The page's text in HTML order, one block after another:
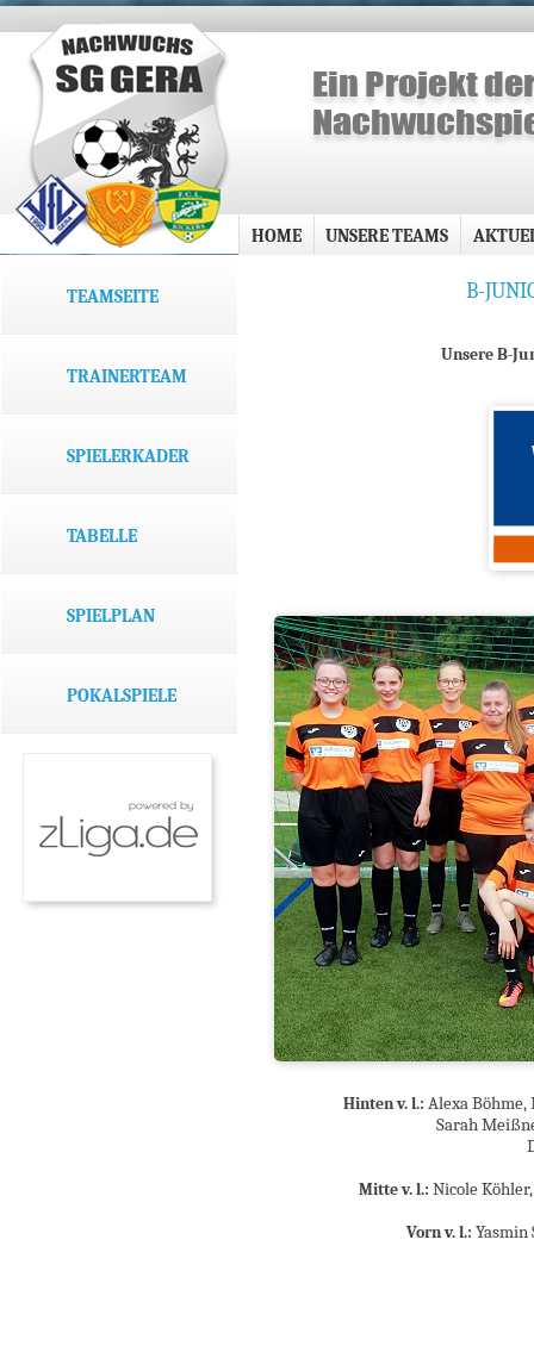
HOME UNSERE TEAMS
TEAMSEITE
TRAINERTEAM
SPIELERKADER
TABELLE
SPIELPLAN
POKALSPIELE
B-
Unsere B-
Hinten v. l.: Alexa Böhme,
Sarah
Mitte v. l.: Nicole
Vorn v. l.: Yasmin